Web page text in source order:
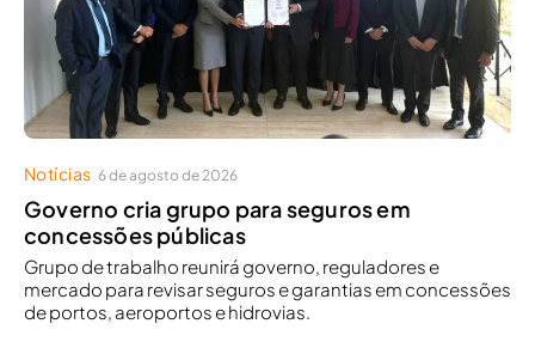
Notícias 6 de agosto de 2026
Governo cria grupo para seguros em
concessões públicas
Grupo de trabalho reunirá governo, reguladores e
mercado para revisar seguros e garantias em concessões
de portos, aeroportos e hidrovias.